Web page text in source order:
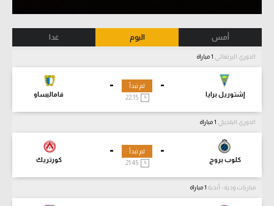
أمس اليوم غدا
الدوري البرتغالي
-
إشتوريل برايا
-
فاماليساو
لم تبدأ
22:15
الدوري البلجيكي
-
كلوب بروج
-
كورتريك
لم تبدأ
21:45
مباريات ودية - أندية